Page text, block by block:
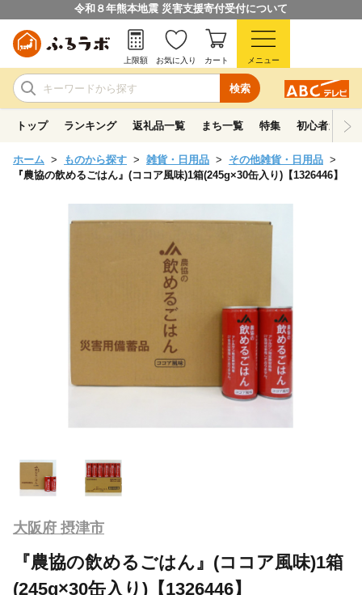
令和８年熊本地震 災害支援寄付受付について
検索
上限額 お気に入り カート メニュー
トップ ランキング 返礼品一覧 まち一覧 特集 初心者ガイド
ホーム ものから探す 雑貨・日用品
その他雑貨・日用品
『農協の飲めるごはん』(ココア風味)1箱(245g×30缶入り)【1326446】
大阪府 摂津市
『農協の飲めるごはん』(ココア風味)1箱
(245g×30缶入り)【1326446】